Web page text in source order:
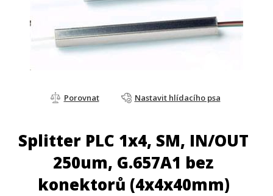
Porovnat Nastavit hlídacího psa
Splitter PLC 1x4, SM, IN/OUT
250um, G.657A1 bez
konektorů (4x4x40mm)